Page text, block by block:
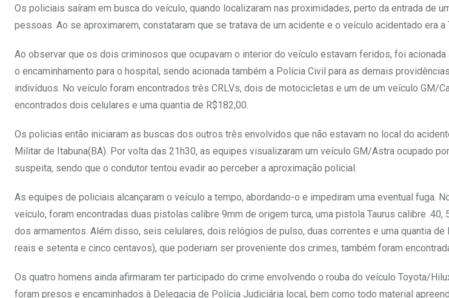
Os policiais saíram em busca do veículo, quando localizaram nas proximidades, perto da entrada de
pessoas. Ao se aproximarem, constataram que se tratava de um acidente e o veículo acidentado era a
Ao observar que os dois criminosos que ocupavam o interior do veículo estavam feridos, foi
o encaminhamento para o hospital, sendo acionada também a Polícia Civil para as demais
indivíduos. No veículo foram encontrados três CRLVs, dois de motocicletas e um de um veículo GM/
encontrados dois celulares e uma quantia de R$182,00.
Os policias então iniciaram as buscas dos outros três envolvidos que não estavam no local do
Militar de Itabuna(BA). Por volta das 21h30, as equipes visualizaram um veículo GM/Astra ocupado
suspeita, sendo que o condutor tentou evadir ao perceber a aproximação policial.
As equipes de policiais alcançaram o veículo a tempo, abordando-o e impediram uma eventual fuga.
veículo, foram encontradas duas pistolas calibre 9mm de origem turca, uma pistola Taurus calibre
dos armamentos. Além disso, seis celulares, dois relógios de pulso, duas correntes e uma quantia
reais e setenta e cinco centavos), que poderiam ser proveniente dos crimes, também foram
Os quatro homens ainda afirmaram ter participado do crime envolvendo o rouba do veículo Toyota/
foram presos e encaminhados à Delegacia de Polícia Judiciária local, bem como todo material